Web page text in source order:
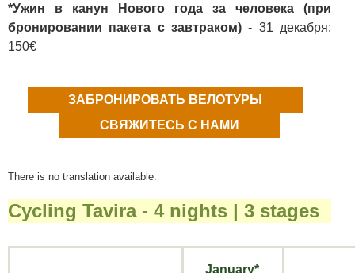
*Ужин в канун Нового года за человека (при
бронировании пакета с завтраком) - 31 декабря:
150€
ЗАБРОНИРОВАТЬ ВЕЛОТУРЫ
СВЯЖИТЕСЬ С НАМИ
There is no translation available.
Cycling Tavira - 4 nights | 3 stages
January*